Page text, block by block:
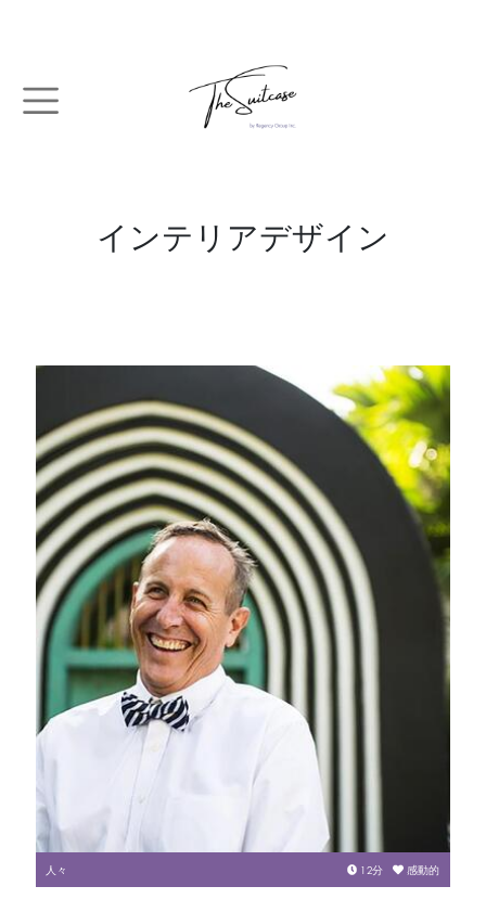
インテリアデザイン
人々 12分 感動的